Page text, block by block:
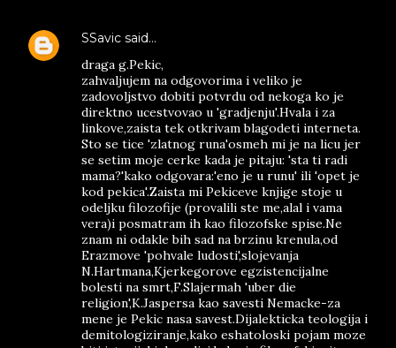
SSavic said…
draga g.Pekic,
zahvaljujem na odgovorima i veliko je
zadovoljstvo dobiti potvrdu od nekoga ko je
direktno ucestvovao u 'gradjenju'.Hvala i za
linkove,zaista tek otkrivam blagodeti interneta.
Sto se tice 'zlatnog runa'osmeh mi je na licu jer
se setim moje cerke kada je pitaju: 'sta ti radi
mama?'kako odgovara:'eno je u runu' ili 'opet je
kod pekica'.Zaista mi Pekiceve knjige stoje u
odeljku filozofije (provalili ste me,alal i vama
vera)i posmatram ih kao filozofske spise.Ne
znam ni odakle bih sad na brzinu krenula,od
Erazmove 'pohvale ludosti',slojevanja
N.Hartmana,Kjerkegorove egzistencijalne
bolesti na smrt,F.Slajermah 'uber die
religion',K.Jaspersa kao savesti Nemacke-za
mene je Pekic nasa savest.Dijalekticka teologija i
demitologiziranje,kako eshatoloski pojam moze